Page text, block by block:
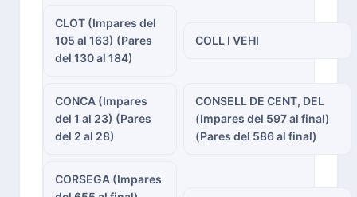
CLOT (Impares del
105 al 163) (Pares
del 130 al 184)
COLL I VEHI
CONCA (Impares
del 1 al 23) (Pares
del 2 al 28)
CONSELL DE CENT, DEL
(Impares del 597 al final)
(Pares del 586 al final)
CORSEGA (Impares